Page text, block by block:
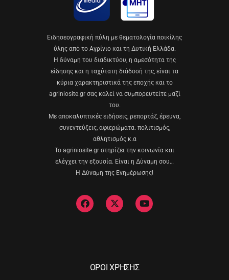
Eιδησεογραφική πύλη με θεματολογία ποικίλης
ύλης από το Αγρίνιο και τη Δυτική Ελλάδα.
Η δύναμη του διαδικτύου, η αμεσότητα της
είδησης και η ταχύτατη διάδοσή της, είναι τα
κύρια χαρακτηριστικά της εποχής και το
agriniosite.gr σας καλεί να συμπορευτείτε μαζί
του.
Με αποκαλυπτικές ειδήσεις, ρεπορτάζ, έρευνα,
συνεντεύξεις, αφιερώματα. πολιτισμός,
αθλητισμός κ.α
Το agriniosite.gr στηρίζει την κοινωνία και
ελέγχει την εξουσία. Είναι η Δύναμη σου…
Η Δύναμη της Ενημέρωσης!
ΟΡΟΙ ΧΡΗΣΗΣ